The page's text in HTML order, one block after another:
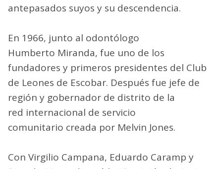
antepasados suyos y su descendencia.
En 1966, junto al odontólogo
Humberto Miranda, fue uno de los
fundadores y primeros presidentes del Club
de Leones de Escobar. Después fue jefe de
región y gobernador de distrito de la
red internacional de servicio
comunitario creada por Melvin Jones.
Con Virgilio Campana, Eduardo Caramp y